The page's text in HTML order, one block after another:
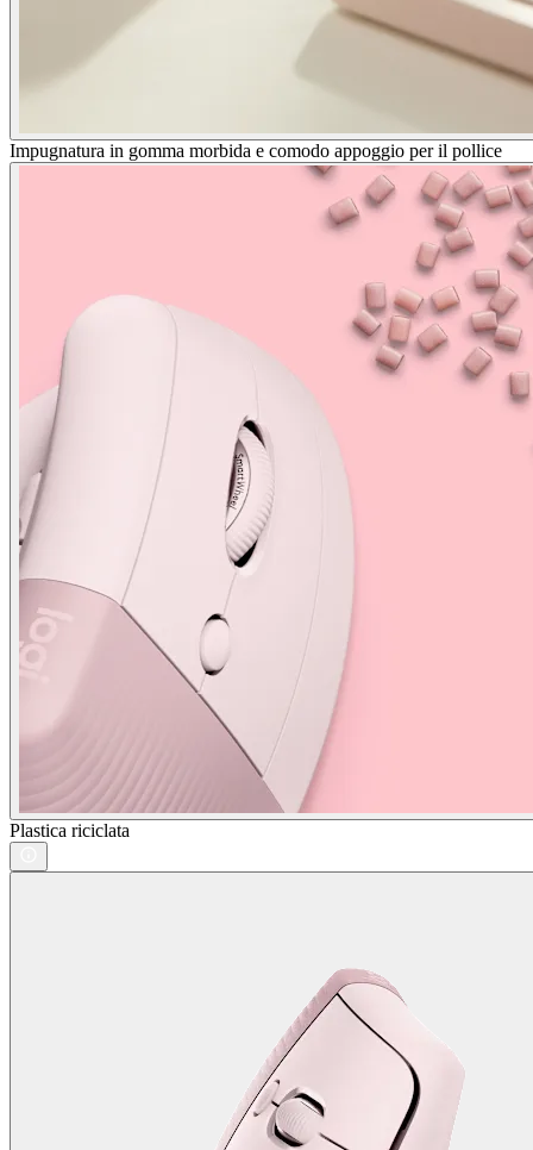
Impugnatura in gomma morbida e comodo appoggio per il pollice
Plastica riciclata